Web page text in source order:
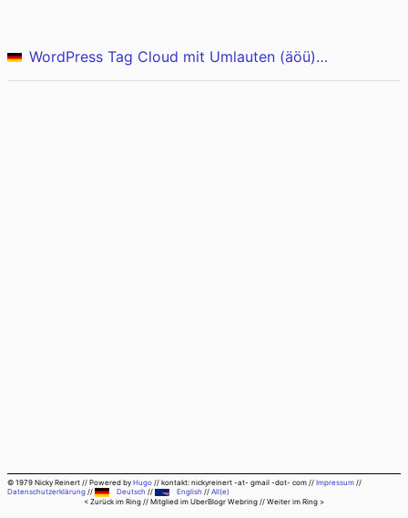
WordPress Tag Cloud mit Umlauten (äöü) korrekt sortieren - Oder: Der WordPress Filter im Live-Beispiel erklärt
© 1979 Nicky Reinert // Powered by Hugo // kontakt: nickyreinert -at- gmail -dot- com // Impressum //
Datenschutzerklärung // Deutsch // English // All(e)
< Zurück im Ring // Mitglied im UberBlogr Webring // Weiter im Ring >